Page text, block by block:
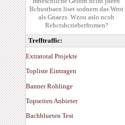
Bchustbaen liset sodnern das Wrot
als Gnaezs. Wzou aslo ncoh
Rehctshcrieberfromen?
Trefftraffic:
Extratotal Projekte
Topliste Eintragen
Banner Rohlinge
Topseiten Anbieter
Bachblueten Test